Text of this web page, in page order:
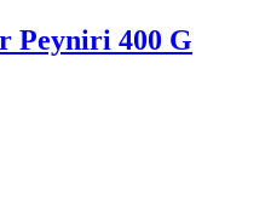
Peyniri 400 G